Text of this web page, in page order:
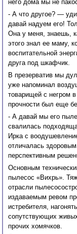
него дома мы не
- А что другое? —
давай надуем его!
Она у меня, знаешь,
этого знал ее маму,
воспитательной
друга под шкафчик.
В презерватив мы
уже напоминал
товарищей с негром
прочности был еще
- А давай мы его
свалилась
Ирка с
отличалась
перспективным
Основным
пылесос «Вихрь».
отрасли
издаваемым ревом
истребителя,
сопутствующих
прочих хомячков.